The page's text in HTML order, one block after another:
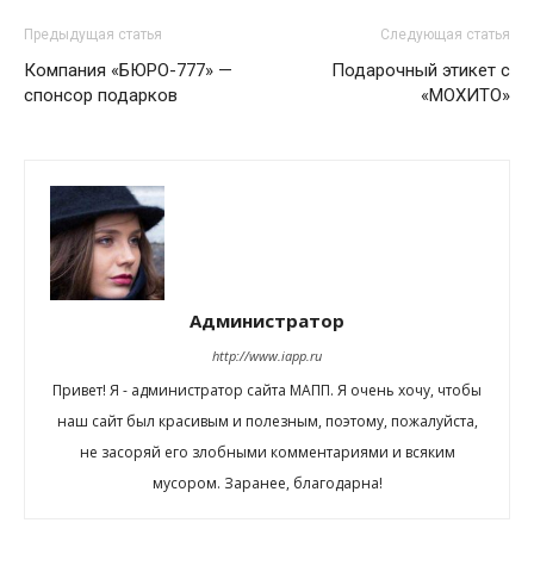
Предыдущая статья
Компания «БЮРО-777» —
спонсор подарков
Следующая статья
Подарочный этикет с
«МОХИТО»
Администратор
http://www.iapp.ru
Привет! Я - администратор сайта МАПП. Я очень хочу, чтобы
наш сайт был красивым и полезным, поэтому, пожалуйста,
не засоряй его злобными комментариями и всяким
мусором. Заранее, благодарна!